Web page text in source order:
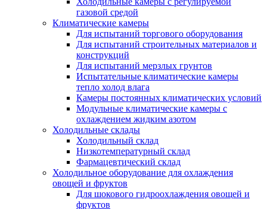
газовой средой
Климатические камеры
Для испытаний торгового оборудования
Для испытаний строительных материалов и
конструкций
Для испытаний мерзлых грунтов
Испытательные климатические камеры
тепло холод влага
Камеры постоянных климатических условий
Модульные климатические камеры с
охлаждением жидким азотом
Холодильные склады
Холодильный склад
Низкотемпературный склад
Фармацевтический склад
Холодильное оборудование для охлаждения
овощей и фруктов
Для шокового гидроохлаждения овощей и
фруктов